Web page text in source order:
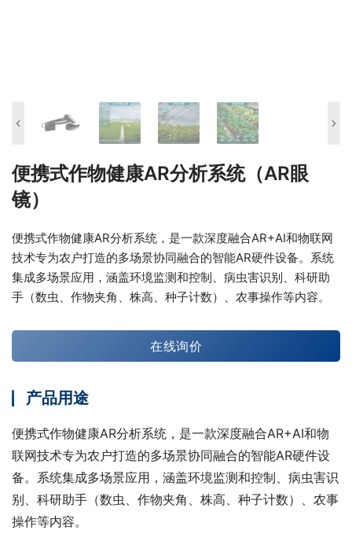
便携式作物健康AR分析系统（AR眼
镜）
便携式作物健康AR分析系统，是一款深度融合AR+AI和物联网
技术专为农户打造的多场景协同融合的智能AR硬件设备。系统
集成多场景应用，涵盖环境监测和控制、病虫害识别、科研助
手（数虫、作物夹角、株高、种子计数）、农事操作等内容。
在线询价
产品用途
便携式作物健康AR分析系统，是一款深度融合AR+AI和物
联网技术专为农户打造的多场景协同融合的智能AR硬件设
备。系统集成多场景应用，涵盖环境监测和控制、病虫害识
别、科研助手（数虫、作物夹角、株高、种子计数）、农事
操作等内容。